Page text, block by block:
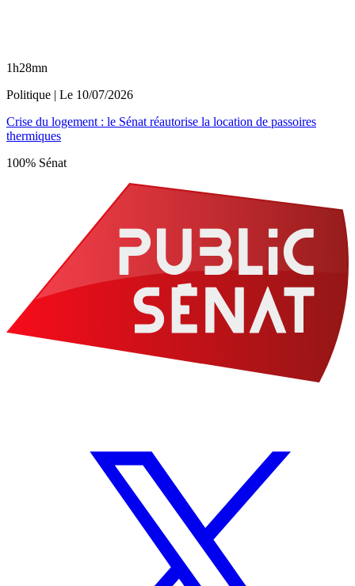
1h28mn
Politique | Le 10/07/2026
Crise du logement : le Sénat réautorise la location de passoires
thermiques
100% Sénat